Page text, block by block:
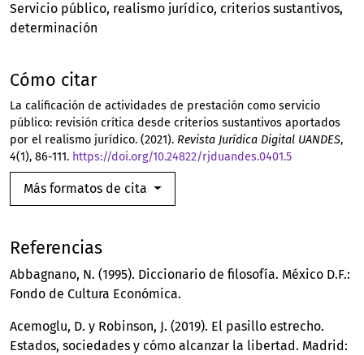
Servicio público realismo jurídico criterios sustantivos
determinación
Cómo citar
La calificación de actividades de prestación como servicio
público: revisión crítica desde criterios sustantivos aportados
por el realismo jurídico. (2021). Revista Jurídica Digital UANDES,
4(1), 86-111. https://doi.org/10.24822/rjduandes.0401.5
Más formatos de cita
Referencias
Abbagnano, N. (1995). Diccionario de filosofía. México D.F.:
Fondo de Cultura Económica.
Acemoglu, D. y Robinson, J. (2019). El pasillo estrecho.
Estados, sociedades y cómo alcanzar la libertad. Madrid: